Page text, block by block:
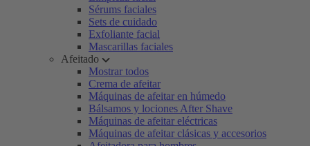
Sérums faciales
Sets de cuidado
Exfoliante facial
Mascarillas faciales
Afeitado
Mostrar todos
Crema de afeitar
Máquinas de afeitar en húmedo
Bálsamos y lociones After Shave
Máquinas de afeitar eléctricas
Máquinas de afeitar clásicas y accesorios